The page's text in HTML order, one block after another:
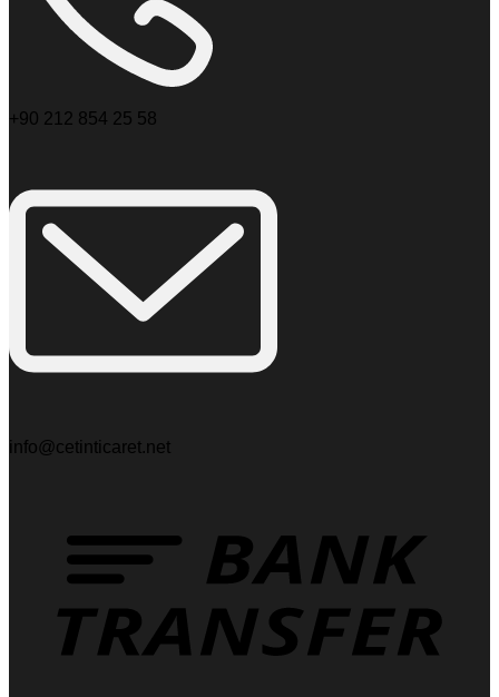
+90 212 854 25 58
info@cetinticaret.net